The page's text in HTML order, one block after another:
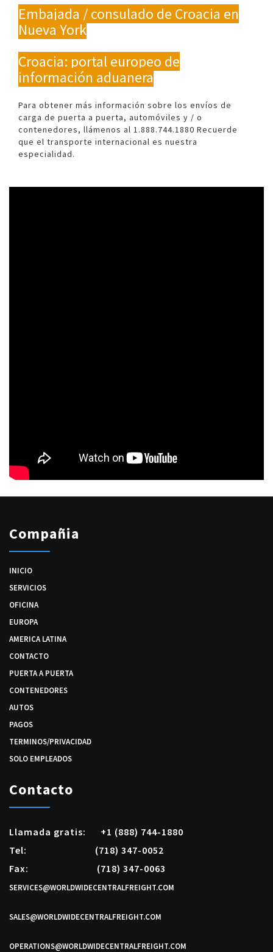
Embajada / consulado de Croacia en
Nueva York
Croacia: portal europeo de
información aduanera
Para obtener más información sobre los envíos de
carga de puerta a puerta, automóviles y / o
contenedores, llámenos al 1.888.744.1880 Recuerde
que el transporte internacional es nuestra
especialidad.
Compañia
INICIO
SERVICIOS
OFICINA
EUROPA
AMERICA LATINA
CONTACTO
PUERTA A PUERTA
CONTENEDORES
AUTOS
PAGOS
TERMINOS/PRIVACIDAD
SOLO EMPLEADOS
Contacto
Llamada gratis: +1 (888) 744-1880
Tel: (718) 347-0052
Fax: (718) 347-0063
SERVICES@WORLDWIDECENTRALFREIGHT.COM
SALES@WORLDWIDECENTRALFREIGHT.COM
OPERATIONS@WORLDWIDECENTRALFREIGHT.COM